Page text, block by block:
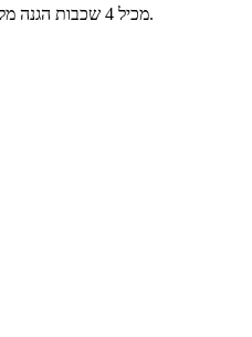
כיסוי ההגנה הטוב ביותר בעולם מבית OtterBox ל- Samsung Galaxy S25. מכיל 4 שכבות הגנה מלאה מפני נפילות וזעזועים, עמיד בפני נפילות קשות וכולל סגירה של הכפתורים והפתחים להגנה היקפית ומשודרגת.